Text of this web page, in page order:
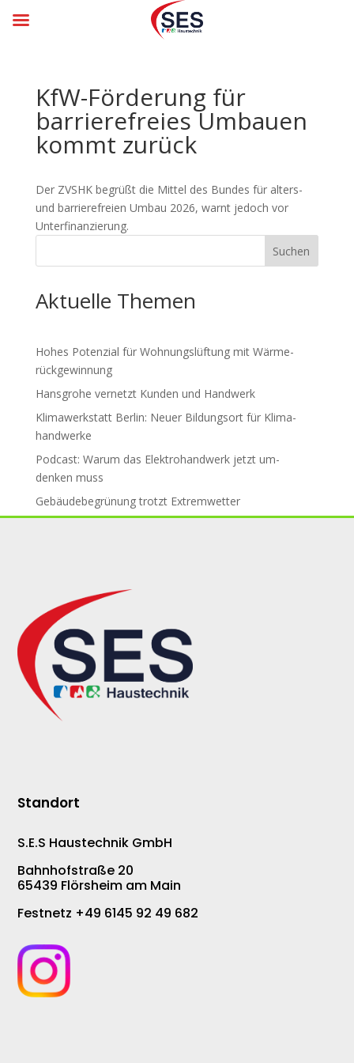
KfW-Förderung für
barriere­freies Um­bauen
kommt zurück
Der ZVSHK begrüßt die Mittel des Bundes für alters-
und barriere­freien Umbau 2026, warnt jedoch vor
Unter­finan­zie­rung.
Suchen
Aktuelle Themen
Hohes Potenzial für Woh­nungs­lüf­tung mit Wär­me­
rück­ge­win­nung
Hansgrohe ver­netzt Kun­den und Hand­werk
Klimawerkstatt Berlin: Neuer Bil­dungs­ort für Klima­
handwerke
Podcast: Warum das Elektro­hand­werk jetzt um­
den­ken muss
Gebäude­be­grü­nung trotzt Ex­trem­wet­ter
Standort
S.E.S Haustechnik GmbH
Bahnhofstraße 20
65439 Flörsheim am Main
Festnetz +49 6145 92 49 682